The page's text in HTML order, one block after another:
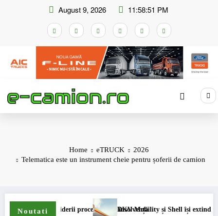
August 9, 2026 11:58:52 PM
Home eTRUCK
2026
Telematica este un instrument cheie pentru șoferii de camion
Noutati
procedurii de insolvențăDKV Mobility și Shell își extind parteneriatul european